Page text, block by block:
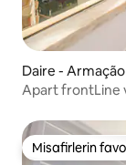
Daire -
Apart frontLine
Misafirlerin
Misafirlerin